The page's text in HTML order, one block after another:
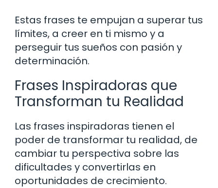
Estas frases te empujan a superar tus
límites, a creer en ti mismo y a
perseguir tus sueños con pasión y
determinación.
Frases Inspiradoras que
Transforman tu Realidad
Las frases inspiradoras tienen el
poder de transformar tu realidad, de
cambiar tu perspectiva sobre las
dificultades y convertirlas en
oportunidades de crecimiento.